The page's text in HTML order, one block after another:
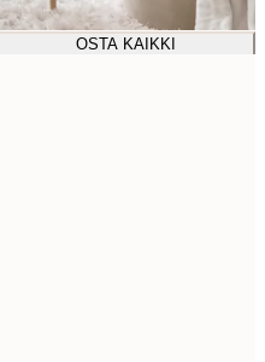
OSTA KAIKKI